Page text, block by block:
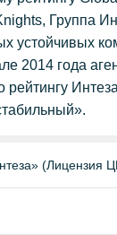
Группа
устойчивых
2014 года
рейтингу
(Лицензия